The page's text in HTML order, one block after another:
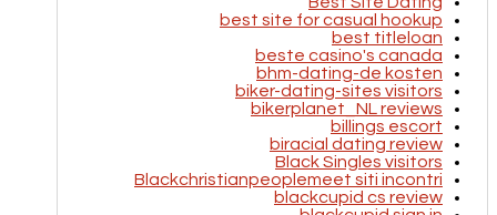
best site for casual hookup
best titleloan
beste casino's canada
bhm-dating-de kosten
biker-dating-sites visitors
bikerplanet_NL reviews
billings escort
biracial dating review
Black Singles visitors
Blackchristianpeoplemeet siti incontri
blackcupid cs review